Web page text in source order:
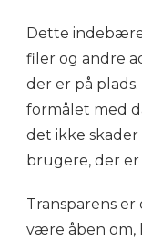
Dette
filer og andre
der er på
formålet med
det ikke
brugere, der
Transparens
være åben om,